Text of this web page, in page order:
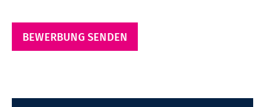
BEWERBUNG SENDEN